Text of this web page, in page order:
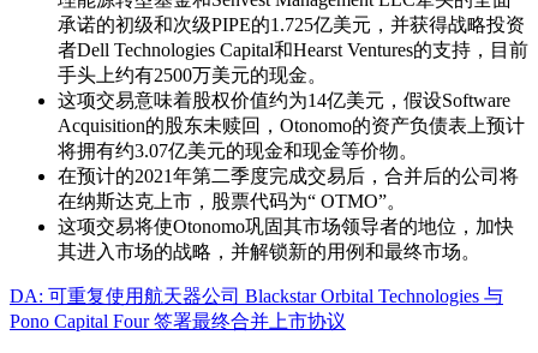
承诺的初级和次级PIPE的1.725亿美元，并获得战略投资
者Dell Technologies Capital和Hearst Ventures的支持，目前
手头上约有2500万美元的现金。
这项交易意味着股权价值约为14亿美元，假设Software
Acquisition的股东未赎回，Otonomo的资产负债表上预计
将拥有约3.07亿美元的现金和现金等价物。
在预计的2021年第二季度完成交易后，合并后的公司将
在纳斯达克上市，股票代码为“ OTMO”。
这项交易将使Otonomo巩固其市场领导者的地位，加快
其进入市场的战略，并解锁新的用例和最终市场。
DA: 可重复使用航天器公司 Blackstar Orbital Technologies 与
Pono Capital Four 签署最终合并上市协议